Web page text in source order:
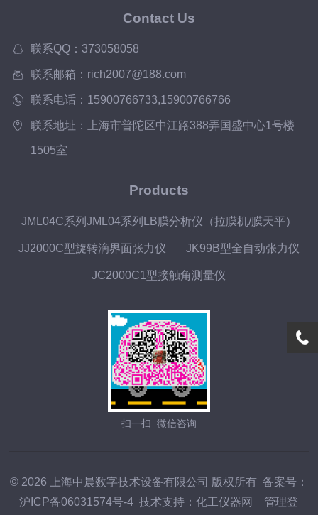
Contact Us
联系QQ：373058058
联系邮箱：rich2007@188.com
联系电话：15900766733,15900766766
联系地址：上海市普陀区中江路388弄国盛中心1号楼
1505室
Products
JML04C系列JML04系列LB膜分析仪（拉膜机/膜天平）
JJ2000C型旋转滴界面张力仪 JK99B型全自动张力仪
JC2000C1型接触角测量仪
扫一扫 微信咨询
© 2026 上海中晨数字技术设备有限公司 版权所有 备案号：
沪ICP备06031574号-4 技术支持：化工仪器网 管理登